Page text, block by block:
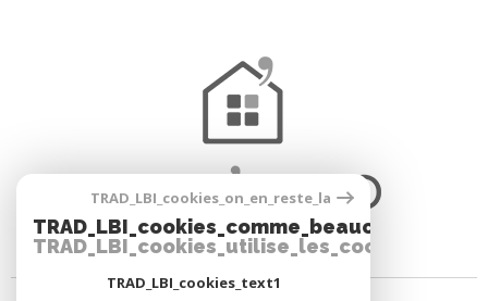
TRAD_LBI_cookies_on_en_reste_la
TRAD_LBI_cookies_utilise_les_cookies
TRAD_LBI_cookies_text1